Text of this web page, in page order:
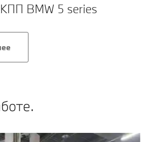
BMW 5 series